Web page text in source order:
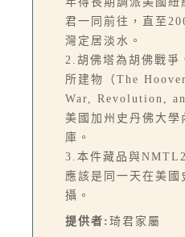
君一同前往，直至
灣定居淡水。
2.胡佛塔為胡佛戰爭
所建物（The
War, Revolution,
美國加州史丹佛大學
庫。
3.本件藏品與
應該是同一天在美國
攝。
提供者: 琦君家屬